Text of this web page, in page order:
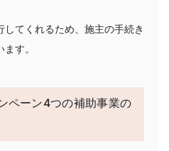
てくれるため、施主の手続き
す。
ペーン4つの補助事業の